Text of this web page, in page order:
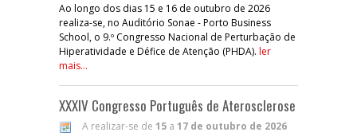
Ao longo dos dias 15 e 16 de outubro de 2026
realiza-se, no Auditório Sonae - Porto Business
School, o 9.º Congresso Nacional de Perturbação de
Hiperatividade e Défice de Atenção (PHDA). ler
mais...
XXXIV Congresso Português de Aterosclerose
A realizar-se de 15 a 17 de outubro de 2026